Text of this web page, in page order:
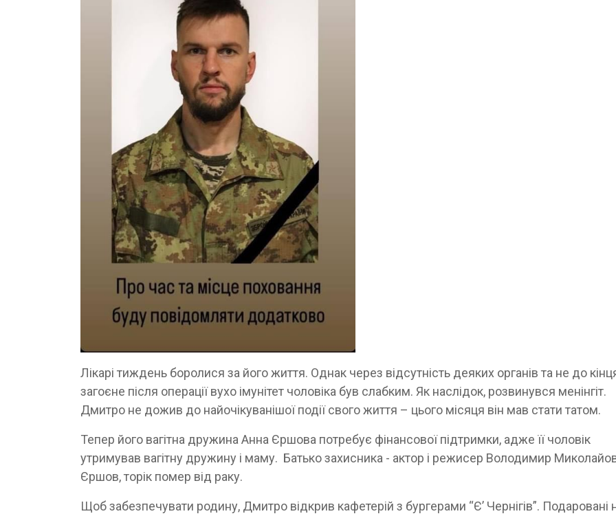
Лікарі тиждень боролися за його життя. Однак через відсутність деяких органів та не до
загоєне після операції вухо імунітет чоловіка був слабким. Як наслідок, розвинувся менінгіт.
Дмитро не дожив до найочікуванішої події свого життя – цього місяця він мав стати татом.
Тепер його вагітна дружина Анна Єршова потребує фінансової підтримки, адже її чоловік
утримував вагітну дружину і маму. Батько захисника - актор і режисер Володимир
Єршов, торік помер від раку.
Щоб забезпечувати родину, Дмитро відкрив кафетерій з бургерами “Є’ Чернігів”. Подаровані